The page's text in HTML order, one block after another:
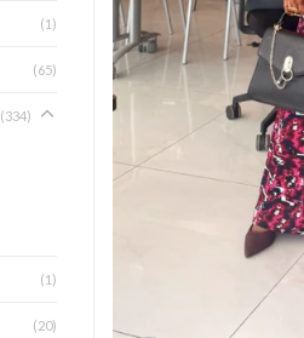
(1)
(65)
(334)
(1)
(20)